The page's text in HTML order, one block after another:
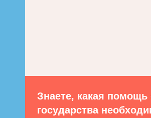
Знаете, какая помощь
государства